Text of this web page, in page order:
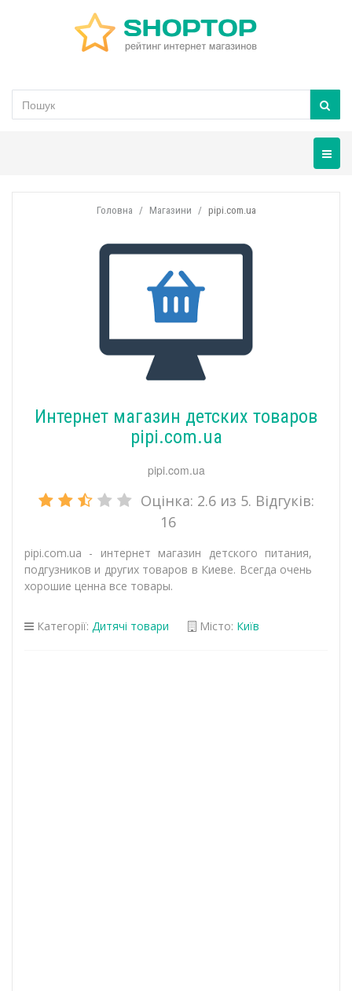
Головна Магазини pipi.com.ua
Интернет магазин детских товаров
pipi.com.ua
pipi.com.ua
Оцінка: 2.6из 5. Відгуків:
16
pipi.com.ua - интернет магазин детского питания,
подгузников и других товаров в Киеве. Всегда очень
хорошие ценна все товары.
Категорії: Дитячі товари Місто: Київ